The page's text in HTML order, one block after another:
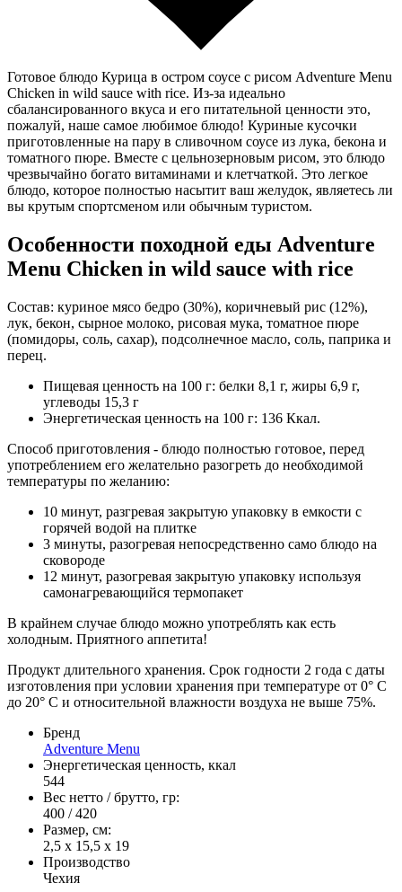
Готовое блюдо Курица в остром соусе с рисом Adventure Menu
Chicken in wild sauce with rice. Из-за идеально
сбалансированного вкуса и его питательной ценности это,
пожалуй, наше самое любимое блюдо! Куриные кусочки
приготовленные на пару в сливочном соусе из лука, бекона и
томатного пюре. Вместе с цельнозерновым рисом, это блюдо
чрезвычайно богато витаминами и клетчаткой. Это легкое
блюдо, которое полностью насытит ваш желудок, являетесь ли
вы крутым спортсменом или обычным туристом.
Особенности походной еды Adventure
Menu Chicken in wild sauce with rice
Состав: куриное мясо бедро (30%), коричневый рис (12%),
лук, бекон, сырное молоко, рисовая мука, томатное пюре
(помидоры, соль, сахар), подсолнечное масло, соль, паприка и
перец.
Пищевая ценность на 100 г: белки 8,1 г, жиры 6,9 г,
углеводы 15,3 г
Энергетическая ценность на 100 г: 136 Ккал.
Способ приготовления - блюдо полностью готовое, перед
употреблением его желательно разогреть до необходимой
температуры по желанию:
10 минут, разгревая закрытую упаковку в емкости с
горячей водой на плитке
3 минуты, разогревая непосредственно само блюдо на
сковороде
12 минут, разогревая закрытую упаковку используя
самонагревающийся термопакет
В крайнем случае блюдо можно употреблять как есть
холодным. Приятного аппетита!
Продукт длительного хранения. Срок годности 2 года с даты
изготовления при условии хранения при температуре от 0° С
до 20° С и относительной влажности воздуха не выше 75%.
Бренд
Adventure Menu
Энергетическая ценность, ккал
544
Вес нетто / брутто, гр:
400 / 420
Размер, см:
2,5 х 15,5 х 19
Производство
Чехия